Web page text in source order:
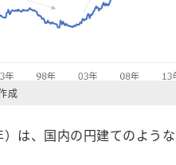
成
、国内の円建てのよう